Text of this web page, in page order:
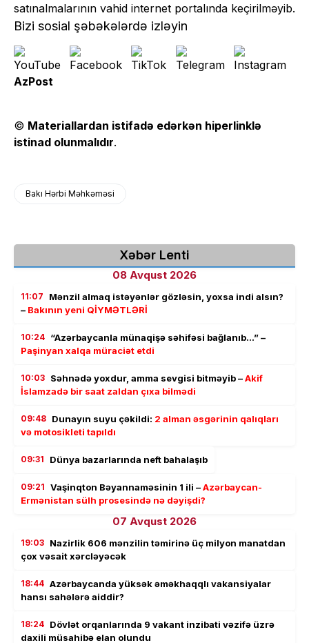
satınalmalarının vahid internet portalında keçirilməyib.
Bizi sosial şəbəkələrdə izləyin
AzPost
© Materiallardan istifadə edərkən hiperlinklə
istinad olunmalıdır.
Bakı Hərbi Məhkəməsi
Xəbər Lenti
08 Avqust 2026
11:07
Mənzil almaq istəyənlər gözləsin, yoxsa indi alsın?
– Bakının yeni QİYMƏTLƏRİ
10:24 “Azərbaycanla münaqişə səhifəsi bağlanıb…” –
Paşinyan xalqa müraciət etdi
10:03 Səhnədə yoxdur, amma sevgisi bitməyib –Akif
İslamzadə bir saat zaldan çıxa bilmədi
09:48 Dunayın suyu çəkildi: 2 alman əsgərinin qalıqları
və motosikleti tapıldı
09:31 Dünya bazarlarında neft bahalaşıb
09:21 Vaşinqton Bəyannaməsinin 1 ili –Azərbaycan-
Ermənistan sülh prosesində nə dəyişdi?
07 Avqust 2026
19:03 Nazirlik 606 mənzilin təmirinə üç milyon manatdan
çox vəsait xərcləyəcək
18:44 Azərbaycanda yüksək əməkhaqqlı vakansiyalar
hansı sahələrə aiddir?
18:24 Dövlət orqanlarında 9 vakant inzibati vəzifə üzrə
daxili müsahibə elan olundu